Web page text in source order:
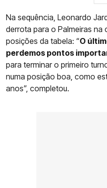
Na sequência, Leonardo
derrota para o Palmeiras na
posições da tabela: “O
perdemos pontos
para terminar o primeiro
numa posição boa, como
anos”, completou.